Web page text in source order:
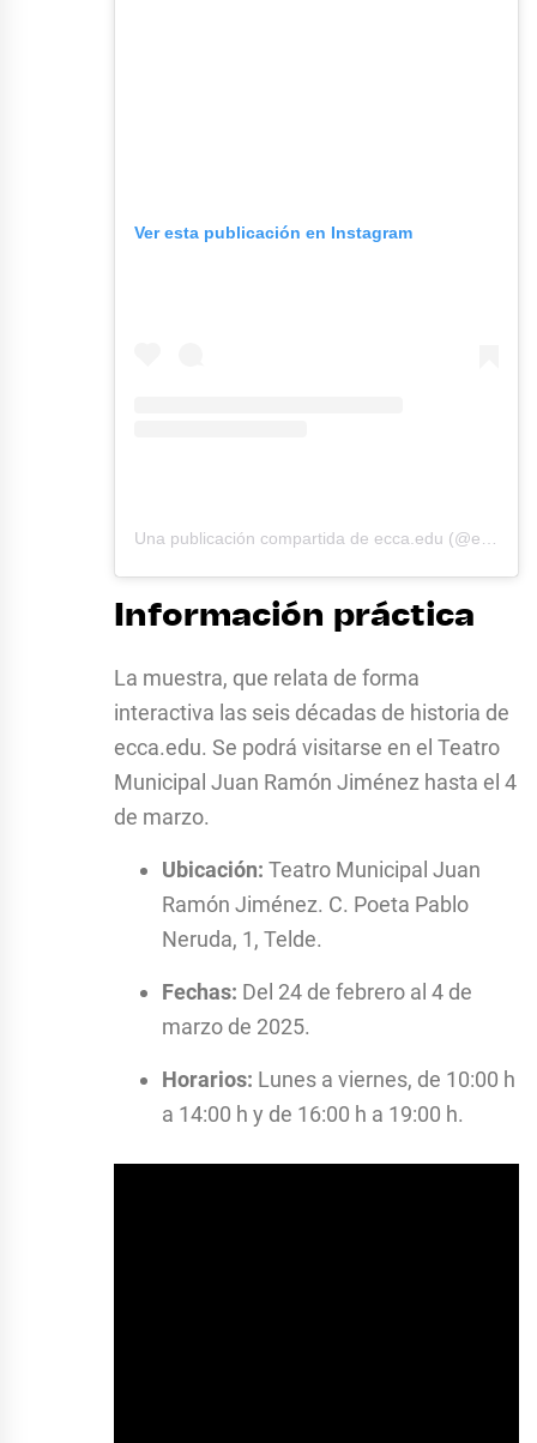
Ver esta publicación en Instagram
Información práctica
La muestra, que relata de forma
interactiva las seis décadas de historia de
ecca.edu. Se podrá visitarse en el Teatro
Municipal Juan Ramón Jiménez hasta el 4
de marzo.
Ubicación: Teatro Municipal Juan
Ramón Jiménez. C. Poeta Pablo
Neruda, 1, Telde.
Fechas: Del 24 de febrero al 4 de
marzo de 2025.
Horarios: Lunes a viernes, de 10:00 h
a 14:00 h y de 16:00 h a 19:00 h.